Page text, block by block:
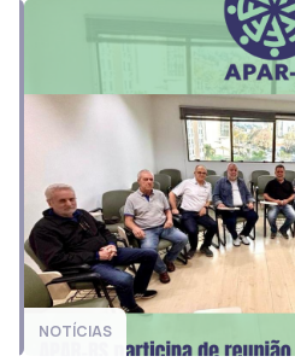
NOTÍCIAS